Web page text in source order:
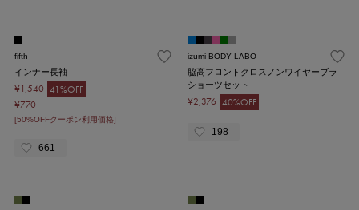
fifth
インナー長袖
¥1,540 41%OFF
¥770
[50%OFFクーポン利用価格]
661
izumi BODY LABO
脇高フロントクロスノンワイヤーブラ
ショーツセット
¥2,376 40%OFF
198